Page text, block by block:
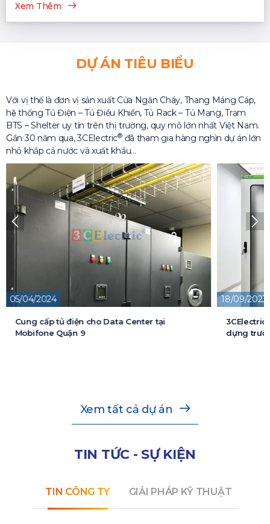
Xem Thêm
DỰ ÁN TIÊU BIỂU
Với vị thế là đơn vị sản xuất Cửa Ngăn Cháy, Thang Máng Cáp,
hệ thống Tủ Điện – Tủ Điều Khiển, Tủ Rack – Tủ Mạng, Trạm
BTS – Shelter uy tín trên thị trường, quy mô lớn nhất Việt Nam.
Gần 30 năm qua, 3CElectric®đã tham gia hàng nghìn dự án lớn
nhỏ khắp cả nước và xuất khẩu…
18/09/2023
3CElectric cung cấp tủ điện cho Dự án xây
dựng trường đại học FPT
13/05/2026
Cung cấp
cấp
Xem tất cả dự án
TIN TỨC - SỰ KIỆN
TIN CÔNG TY GIẢI PHÁP KỸ THUẬT